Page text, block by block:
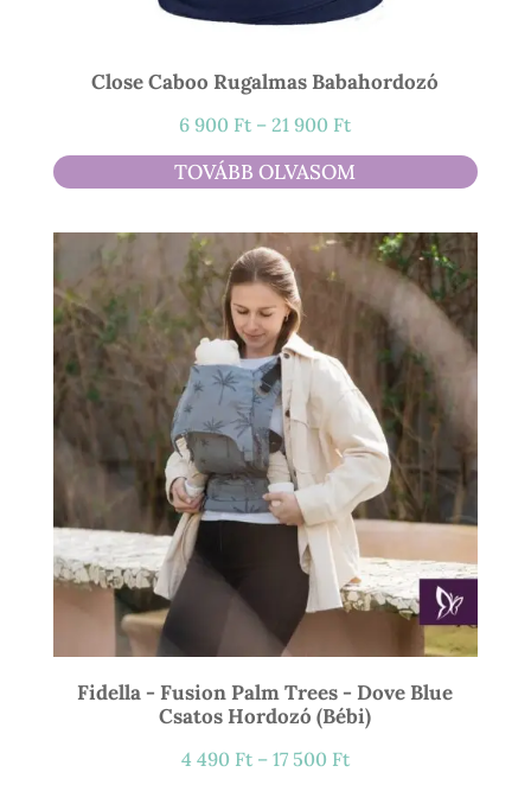
Close Caboo Rugalmas Babahordozó
6 900 Ft – 21 900 FtÁrtartomány:
6
900 Ft
21
900 Ft
TOVÁBB OLVASOM
Fidella - Fusion Palm Trees - Dove Blue
Csatos Hordozó (bébi)
4 490 Ft – 17 500 FtÁrtartomány: